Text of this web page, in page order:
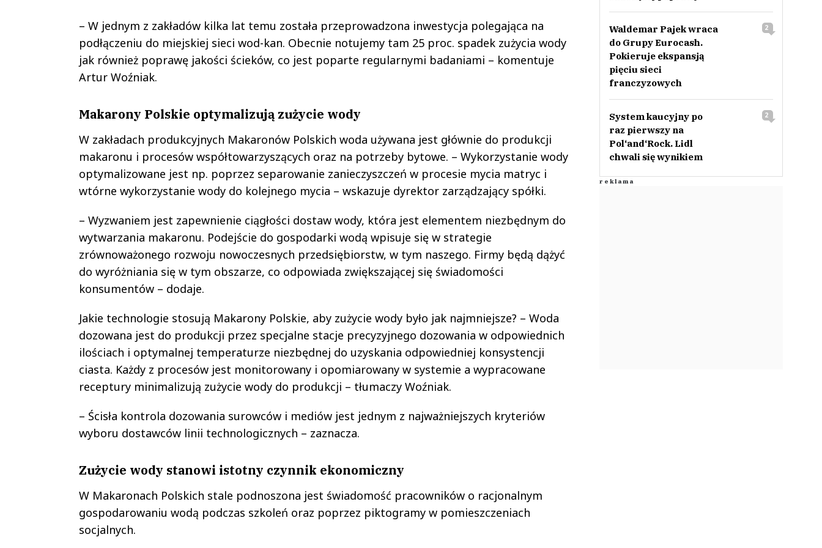
– W jednym z zakładów kilka lat temu została przeprowadzona inwestycja polegająca na
podłączeniu do miejskiej sieci wod-kan. Obecnie notujemy tam 25 proc. spadek zużycia wody
jak również poprawę jakości ścieków, co jest poparte regularnymi badaniami – komentuje
Artur Woźniak.
Makarony Polskie optymalizują zużycie wody
W zakładach produkcyjnych Makaronów Polskich woda używana jest głównie do produkcji
makaronu i procesów współtowarzyszących oraz na potrzeby bytowe. – Wykorzystanie wody
optymalizowane jest np. poprzez separowanie zanieczyszczeń w procesie mycia matryc i
wtórne wykorzystanie wody do kolejnego mycia – wskazuje dyrektor zarządzający spółki.
– Wyzwaniem jest zapewnienie ciągłości dostaw wody, która jest elementem niezbędnym do
wytwarzania makaronu. Podejście do gospodarki wodą wpisuje się w strategie
zrównoważonego rozwoju nowoczesnych przedsiębiorstw, w tym naszego. Firmy będą dążyć
do wyróżniania się w tym obszarze, co odpowiada zwiększającej się świadomości
konsumentów – dodaje.
Jakie technologie stosują Makarony Polskie, aby zużycie wody było jak najmniejsze? – Woda
dozowana jest do produkcji przez specjalne stacje precyzyjnego dozowania w odpowiednich
ilościach i optymalnej temperaturze niezbędnej do uzyskania odpowiedniej konsystencji
ciasta. Każdy z procesów jest monitorowany i opomiarowany w systemie a wypracowane
receptury minimalizują zużycie wody do produkcji – tłumaczy Woźniak.
– Ścisła kontrola dozowania surowców i mediów jest jednym z najważniejszych kryteriów
wyboru dostawców linii technologicznych – zaznacza.
Zużycie wody stanowi istotny czynnik ekonomiczny
W Makaronach Polskich stale podnoszona jest świadomość pracowników o racjonalnym
gospodarowaniu wodą podczas szkoleń oraz poprzez piktogramy w pomieszczeniach
socjalnych.
Waldemar Pajek wraca
do Grupy Eurocash.
Pokieruje ekspansją
pięciu sieci
franczyzowych
2
System kaucyjny po
raz pierwszy na
Pol‘and‘Rock. Lidl
chwali się wynikiem
2